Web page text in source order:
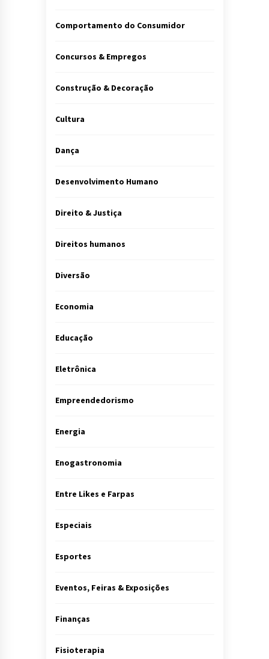
Comportamento do Consumidor
Concursos & Empregos
Construção & Decoração
Cultura
Dança
Desenvolvimento Humano
Direito & Justiça
Direitos humanos
Diversão
Economia
Educação
Eletrônica
Empreendedorismo
Energia
Enogastronomia
Entre Likes e Farpas
Especiais
Esportes
Eventos, Feiras & Exposições
Finanças
Fisioterapia